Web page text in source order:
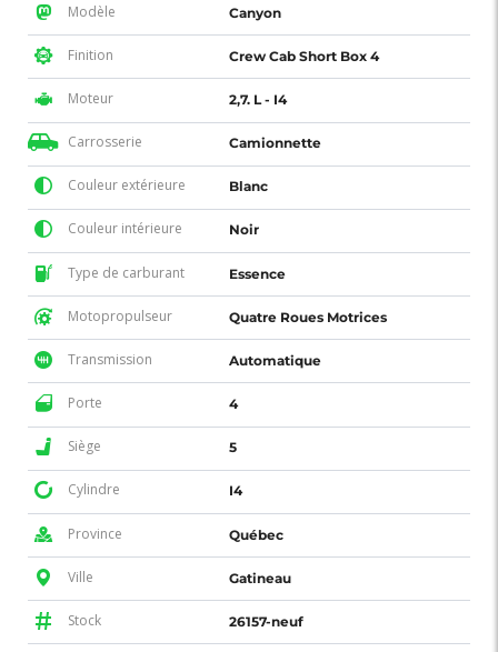
Modèle Canyon
Finition Crew Cab Short Box 4
Moteur 2,7. L - I4
Carrosserie Camionnette
Couleur extérieure Blanc
Couleur intérieure Noir
Type de carburant Essence
Motopropulseur Quatre Roues Motrices
Transmission Automatique
Porte 4
Siège 5
Cylindre I4
Province Québec
Ville Gatineau
Stock 26157-neuf